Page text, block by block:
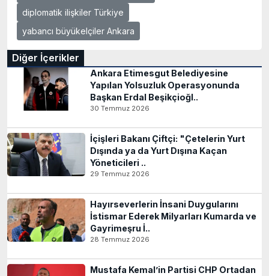
diplomatik ilişkiler Türkiye
yabancı büyükelçiler Ankara
Diğer İçerikler
Ankara Etimesgut Belediyesine
Yapılan Yolsuzluk Operasyonunda
Başkan Erdal Beşikçioğl..
30 Temmuz 2026
İçişleri Bakanı Çiftçi: "Çetelerin Yurt
Dışında ya da Yurt Dışına Kaçan
Yöneticileri ..
29 Temmuz 2026
Hayırseverlerin İnsani Duygularını
İstismar Ederek Milyarları Kumarda ve
Gayrimeşru İ..
28 Temmuz 2026
Mustafa Kemal’in Partisi CHP Ortadan